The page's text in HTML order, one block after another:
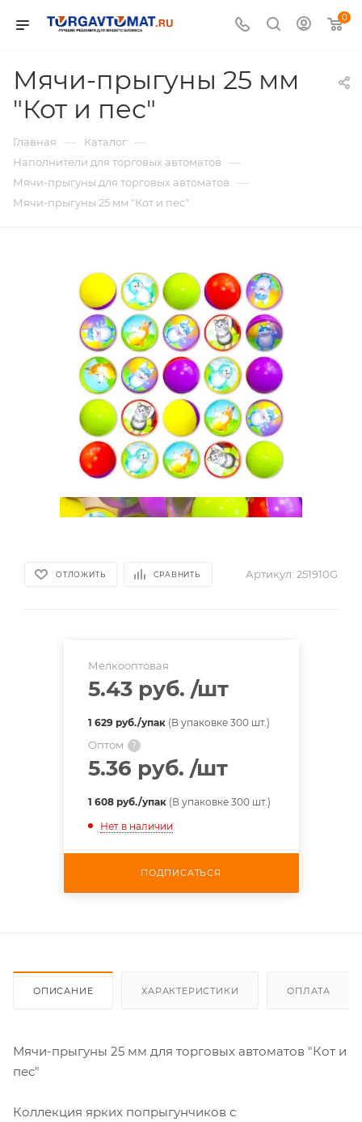
0
Мячи-прыгуны 25 мм
"Кот и пес"
Главная — Каталог —
Наполнители для торговых автоматов —
Мячи-прыгуны для торговых автоматов —
Мячи-прыгуны 25 мм "Кот и пес"
ОТЛОЖИТЬ СРАВНИТЬ Артикул: 251910G
Мелкооптовая
5.43 руб. /шт
1 629 руб./упак(В упаковке 300 шт.)
Оптом ?
5.36 руб. /шт
1 608 руб./упак(В упаковке 300 шт.)
Нет в наличии
ПОДПИСАТЬСЯ
ОПИСАНИЕ ХАРАКТЕРИСТИКИ ОПЛАТА
Мячи-прыгуны 25 мм для торговых автоматов "Кот и
пес"
Коллекция ярких попрыгунчиков с